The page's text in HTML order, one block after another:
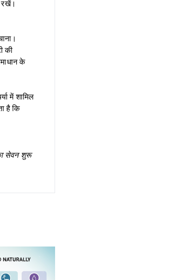
की
के
में शामिल
है कि
सेवन शुरू